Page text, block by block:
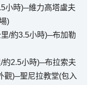
小時)─維力高塔盧夫
)
/約3.5小時)─布加勒
2.5小時)─布拉索夫
觀)─聖尼拉教堂(包入